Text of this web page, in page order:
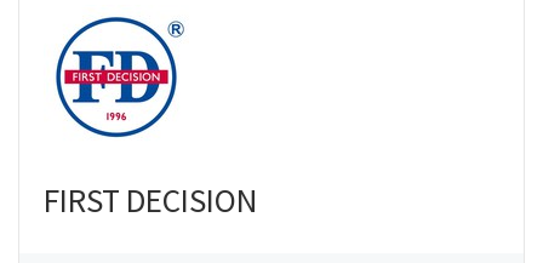
FIRST DECISION